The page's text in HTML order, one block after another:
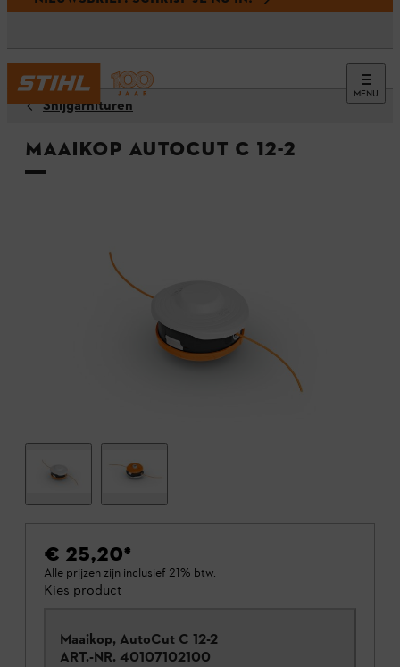
MENU
Snijgarnituren
Maaikop AutoCut C 12-2
€ 25,20*
Alle prijzen zijn inclusief 21% btw.
Kies product
Maaikop, AutoCut C 12-2
ART.-NR. 40107102100